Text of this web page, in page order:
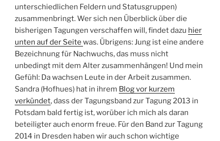
unterschiedlichen Feldern und Statusgruppen)
zusammenbringt. Wer sich nen Überblick über die
bisherigen Tagungen verschaffen will, findet dazu hier
unten auf der Seite was. Übrigens: Jung ist eine andere
Bezeichnung für Nachwuchs, das muss nicht
unbedingt mit dem Alter zusammenhängen! Und mein
Gefühl: Da wachsen Leute in der Arbeit zusammen.
Sandra (Hofhues) hat in ihrem Blog vor kurzem
verkündet, dass der Tagungsband zur Tagung 2013 in
Potsdam bald fertig ist, worüber ich mich als daran
beteiligter auch enorm freue. Für den Band zur Tagung
2014 in Dresden haben wir auch schon wichtige